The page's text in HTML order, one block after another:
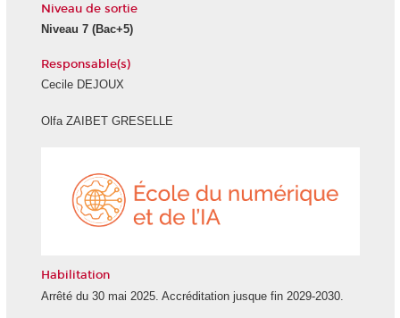
Niveau de sortie
Niveau 7(Bac+5)
Responsable(s)
Cecile DEJOUX
Olfa ZAIBET GRESELLE
Habilitation
Arrêté du 30 mai 2025. Accréditation jusque fin 2029-2030.